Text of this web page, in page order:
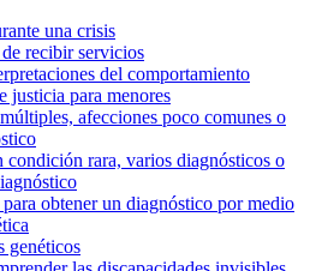
una crisis
recibir servicios
del comportamiento
justicia para menores
afecciones poco comunes o
condición rara, varios diagnósticos o
obtener un diagnóstico por medio
genéticos